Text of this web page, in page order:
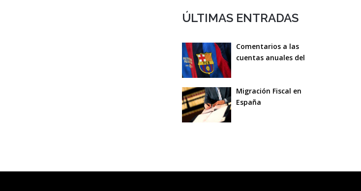
ÚLTIMAS ENTRADAS
Comentarios a las
cuentas anuales del
Migración Fiscal en
España